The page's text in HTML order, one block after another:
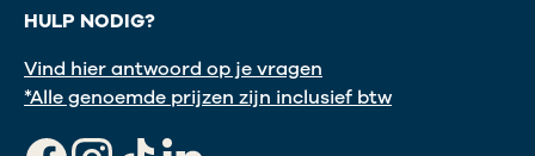
HULP NODIG?
Vind hier antwoord op je vragen
*Alle genoemde prijzen zijn inclusief btw